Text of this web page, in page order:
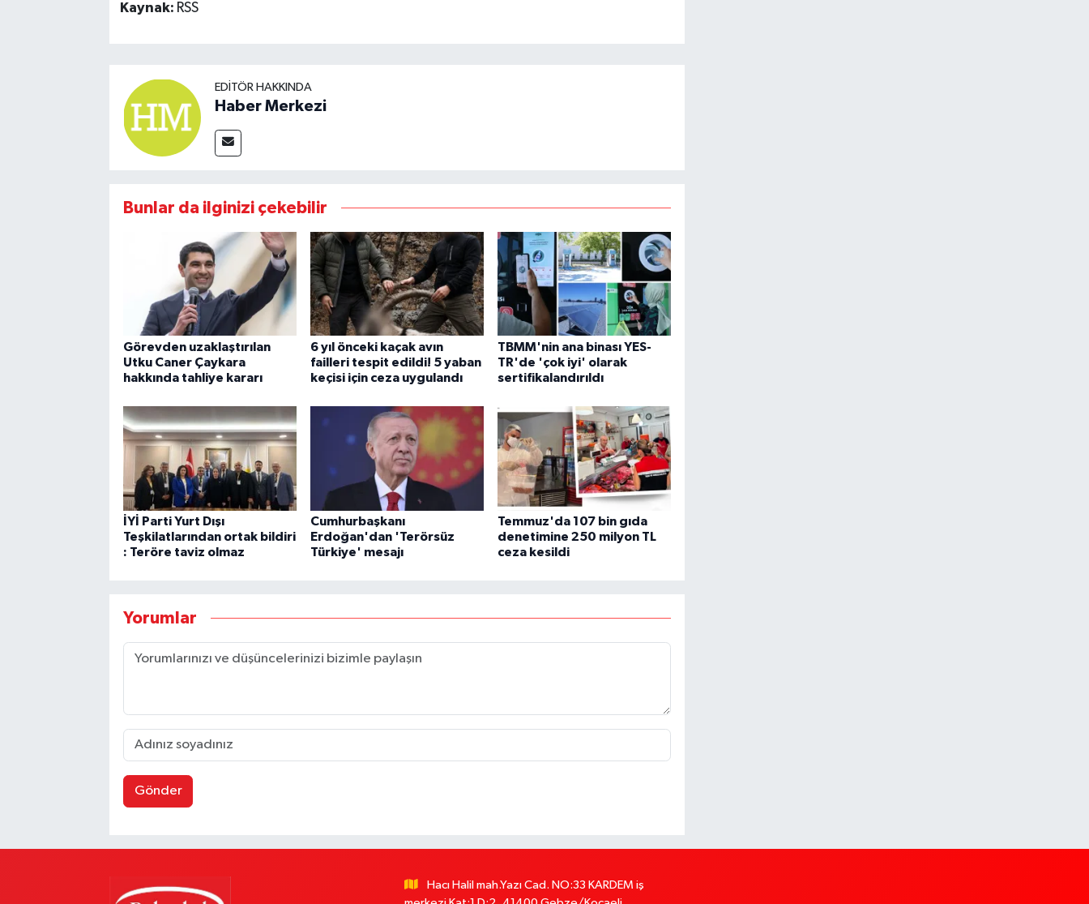
Kaynak: RSS
EDITÖR HAKKINDA
Haber Merkezi
Bunlar da ilginizi çekebilir
Görevden uzaklaştırılan
Utku Caner Çaykara
hakkında tahliye kararı
6 yıl önceki kaçak avın
failleri tespit edildi! 5 yaban
keçisi için ceza uygulandı
TBMM'nin ana binası YES-
TR'de 'çok iyi' olarak
sertifikalandırıldı
İYİ Parti Yurt Dışı
Teşkilatlarından ortak bildiri
: Teröre taviz olmaz
Cumhurbaşkanı
Erdoğan'dan 'Terörsüz
Türkiye' mesajı
Temmuz'da 107 bin gıda
denetimine 250 milyon TL
ceza kesildi
Yorumlar
Gönder
Hacı Halil mah.Yazı Cad. NO:33 KARDEM iş